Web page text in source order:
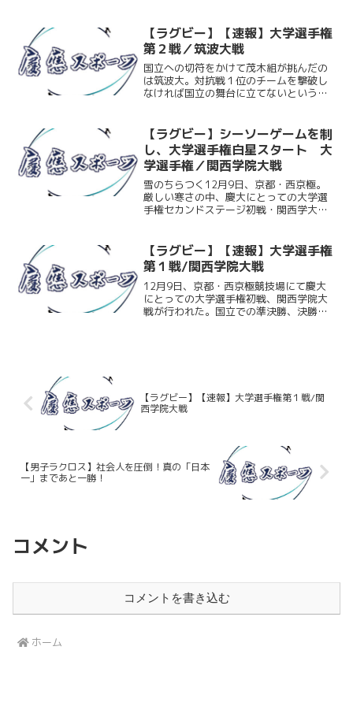
めにも勝利を掴みたかったが、28-55と
敗戦。ディフェン...
【ラグビー】【速報】大学選手権
第２戦／筑波大戦
国立への切符をかけて茂木組が挑んだの
は筑波大。対抗戦１位のチームを撃破し
なければ国立の舞台に立てないという、
し、徐々に接点で押し込まれてしまい劣
勢に。懸命なディフェンスを...
【ラグビー】シーソーゲームを制
し、大学選手権白星スタート 大
学選手権／関西学院大戦
雪のちらつく12月9日、京都・西京極。
厳しい寒さの中、慶大にとっての大学選
手権セカンドステージ初戦・関西学大戦
も、最後は慶大が底力を見せ29－17で勝
利。大学日本一への...
【ラグビー】【速報】大学選手権
第１戦/関西学院大戦
12月9日、京都・西京極競技場にて慶大
にとっての大学選手権初戦、関西学院大
戦が行われた。国立での準決勝、決勝進
【ラグビー】【速報】大学選手権第１戦/関
西学院大戦
【男子ラクロス】社会人を圧倒！真の「日本
一」まであと一勝！
コメント
コメントを書き込む
ホーム